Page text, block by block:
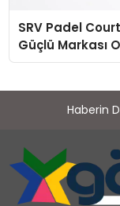
SRV Padel
Güçlü Markası
Haberin